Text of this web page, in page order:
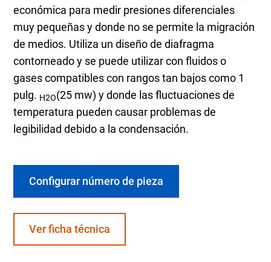
económica para medir presiones diferenciales
muy pequeñas y donde no se permite la migración
de medios. Utiliza un diseño de diafragma
contorneado y se puede utilizar con fluidos o
gases compatibles con rangos tan bajos como 1
pulg. H2O(25 mw) y donde las fluctuaciones de
temperatura pueden causar problemas de
legibilidad debido a la condensación.
Configurar número de pieza
Ver ficha técnica